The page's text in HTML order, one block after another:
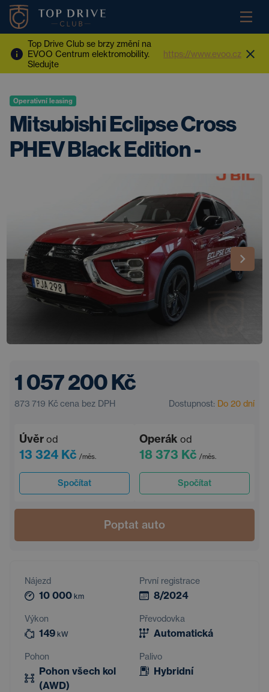
Top Drive Club se brzy změní na
EVOO Centrum elektromobility.
Sledujte
https://www.evoo.cz
Operativní leasing
Mitsubishi Eclipse Cross
PHEV Black Edition -
1 057 200 Kč
873 719 Kč cena bez DPH Dostupnost: Do 20 dní
Úvěr od
13 324 Kč /měs.
Spočítat
Operák od
18 373 Kč /měs.
Spočítat
Poptat auto
Nájezd
10 000 km
První registrace
8/2024
Výkon
149 kW
Převodovka
Automatická
Pohon
Pohon všech kol
(AWD)
Palivo
Hybridní